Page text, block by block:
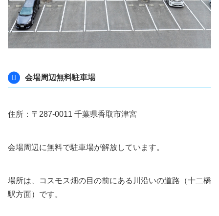
会場周辺無料駐車場
住所：〒287-0011 千葉県香取市津宮
会場周辺に無料で駐車場が解放しています。
場所は、コスモス畑の目の前にある川沿いの道路（十二橋
駅方面）です。